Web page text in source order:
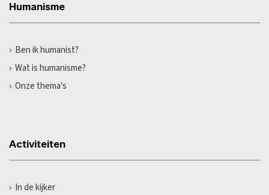
Humanisme
Ben ik humanist?
Wat is humanisme?
Onze thema's
Activiteiten
In de kijker